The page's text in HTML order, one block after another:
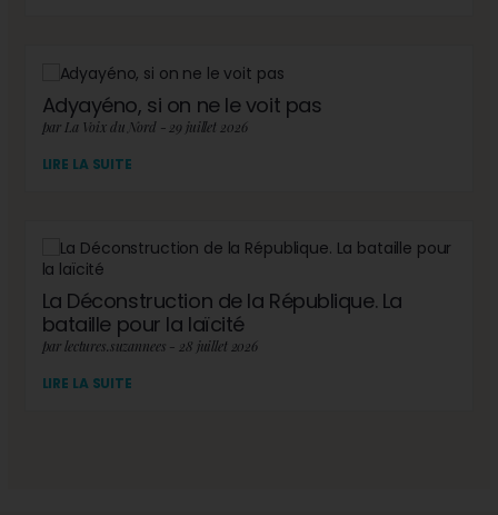
Adyayéno, si on ne le voit pas
par La Voix du Nord - 29 juillet 2026
LIRE LA SUITE
La Déconstruction de la République. La
bataille pour la laïcité
par lectures.suzannees - 28 juillet 2026
LIRE LA SUITE